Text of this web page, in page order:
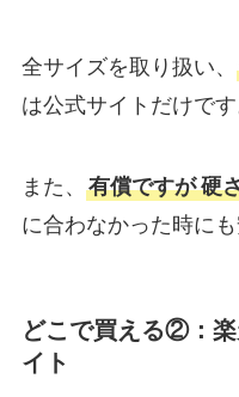
全サイズを取り扱い、
は公式サイトだけです
また、 有償ですが 硬
に合わなかった時にも
どこで買える②：
イト